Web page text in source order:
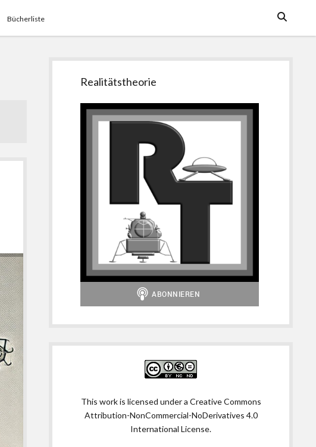
Bücherliste
Seitenleiste
Realitätstheorie
This work is licensed under a Creative Commons
Attribution-NonCommercial-NoDerivatives 4.0
International License.